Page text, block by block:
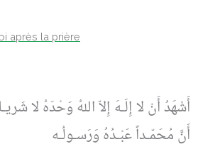
après la prière
أَشْهَدُ أَنْ لا إِلَـهَ إِلاّ اللهُ وَحْدَهُ لا
أَنَّ مُحَمّـداً عَبْـدُهُ وَرَسـولُـه